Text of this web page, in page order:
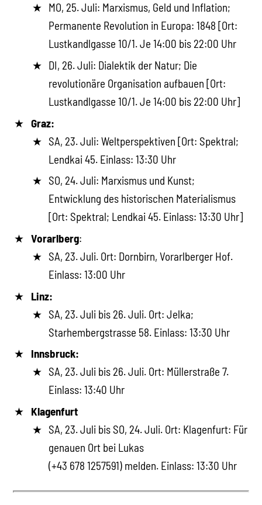
MO, 25. Juli: Marxismus, Geld und Inflation;
Permanente Revolution in Europa: 1848 [Ort:
Lustkandlgasse 10/1. Je 14:00 bis 22:00 Uhr
DI, 26. Juli: Dialektik der Natur; Die
revolutionäre Organisation aufbauen [Ort:
Lustkandlgasse 10/1. Je 14:00 bis 22:00 Uhr]
Graz:
SA, 23. Juli: Weltperspektiven [Ort: Spektral;
Lendkai 45. Einlass: 13:30 Uhr
SO, 24. Juli: Marxismus und Kunst;
Entwicklung des historischen Materialismus
[Ort: Spektral; Lendkai 45. Einlass: 13:30 Uhr]
Vorarlberg:
SA, 23. Juli. Ort: Dornbirn, Vorarlberger Hof.
Einlass: 13:00 Uhr
Linz:
SA, 23. Juli bis 26. Juli. Ort: Jelka;
Starhembergstrasse 58. Einlass: 13:30 Uhr
Innsbruck:
SA, 23. Juli bis 26. Juli. Ort: Müllerstraße 7.
Einlass: 13:40 Uhr
Klagenfurt
SA, 23. Juli bis SO, 24. Juli. Ort: Klagenfurt: Für
genauen Ort bei Lukas
(+43 678 1257591) melden. Einlass: 13:30 Uhr